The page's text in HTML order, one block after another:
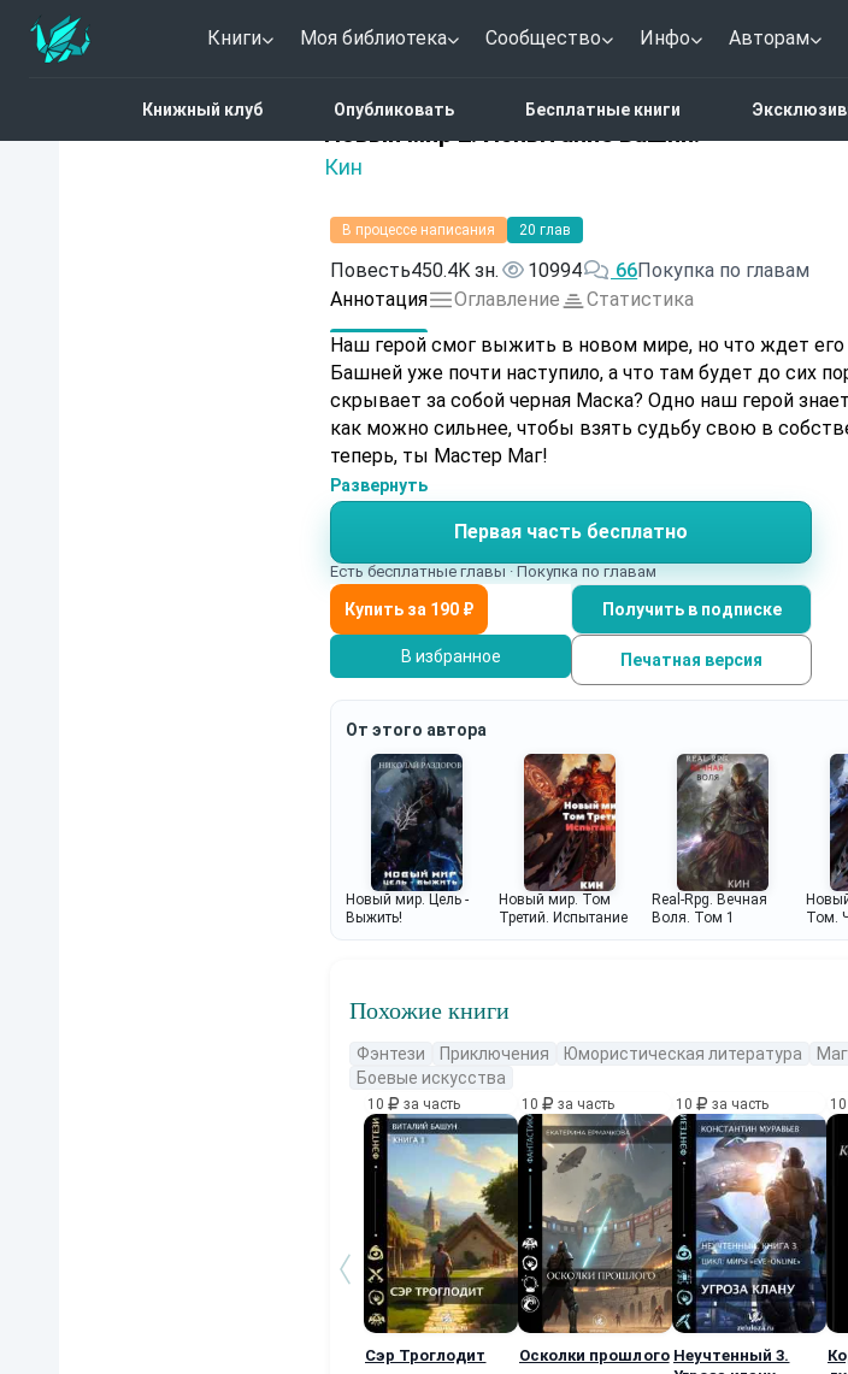
Книги Моя библиотека Сообщество Инфо Авторам
Книжный клуб Опубликовать Бесплатные книги
Новый мир 2. Испытание Башни!
Кин
4.6 (27)
В процессе написания 20 глав
Повесть450.4K зн. 10994 66Покупка по главам
Аннотация
Оглавление
Статистика
Наш герой смог выжить в новом мире, но что ждет
Башней уже почти наступило, а что там будет до сих
скрывает за собой черная Маска? Одно наш герой
как можно сильнее, чтобы взять судьбу свою в
теперь, ты Мастер Маг!
Развернуть
Первая часть бесплатно
Есть бесплатные главы · Покупка по главам
Получить в подписке
В избранное Печатная версия
От этого автора
Новый мир. Цель -
Выжить!
Новый мир. Том
Третий. Испытание
Real-Rpg. Вечная
Воля. Том 1
Том.
Похожие книги
Фэнтези Приключения Юмористическая литература
Боевые искусства
10 за часть
Сэр Троглодит
10 за часть
Осколки прошлого
10 за часть
Неучтенный 3.
10